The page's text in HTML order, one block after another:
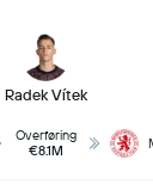
Radek Vítek
Overføring
€8.1M